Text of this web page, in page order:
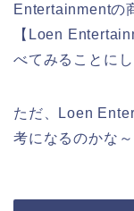
Entertainmentの
【Loen
べてみることにし
ただ、Loen
考になるのかな